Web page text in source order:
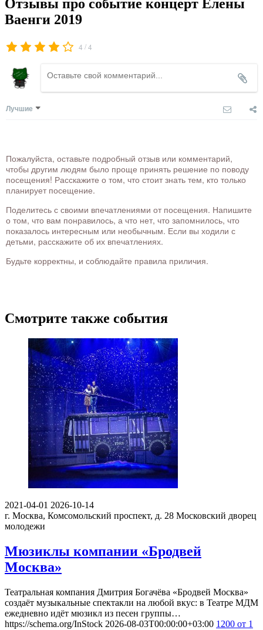
Отзывы про событие концерт Елены
Ваенги 2019
4 /4
Лучшие
Пожалуйста, оставьте подробный отзыв или комментарий,
чтобы другим людям было проще принять решение по поводу
посещения! Расскажите о том, что стоит знать тем, кто только
планирует посещение.
Поделитесь с своими впечатлениями от посещения. Напишите
о том, что вам понравилось, а что нет, что запомнилось, что
показалось интересным или необычным. Если вы ходили с
детьми, расскажите об их впечатлениях.
Будьте корректны, и соблюдайте правила приличия.
Смотрите также события
2021-04-01 2026-10-14
г. Москва, Комсомольский проспект, д. 28 Московский дворец
молодежи
Мюзиклы компании «Бродвей
Москва»
Театральная компания Дмитрия Богачёва «Бродвей Москва»
создаёт музыкальные спектакли на любой вкус: в Театре МДМ
ежедневно идёт мюзикл из песен группы…
https://schema.org/InStock 2026-08-03T00:00:00+03:00 1200 от 1